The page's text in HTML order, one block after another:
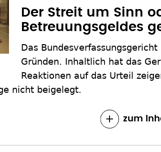
Der Streit um Sinn
Betreuungsgeldes
Das
Gründen. Inhaltlich hat das
Reaktionen auf das Urteil
nicht beigelegt.
zum